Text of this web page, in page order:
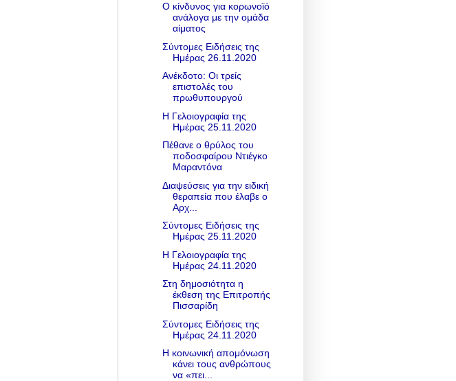
Ο κίνδυνος για κορωνοϊό
ανάλογα με την ομάδα
αίματος
Σύντομες Ειδήσεις της
Ημέρας 26.11.2020
Ανέκδοτο: Οι τρείς
επιστολές του
πρωθυπουργού
Η Γελοιογραφία της
Ημέρας 25.11.2020
Πέθανε ο θρύλος του
ποδοσφαίρου Ντιέγκο
Μαραντόνα
Διαψεύσεις για την ειδική
θεραπεία που έλαβε ο
Αρχ...
Σύντομες Ειδήσεις της
Ημέρας 25.11.2020
Η Γελοιογραφία της
Ημέρας 24.11.2020
Στη δημοσιότητα η
έκθεση της Επιτροπής
Πισσαρίδη
Σύντομες Ειδήσεις της
Ημέρας 24.11.2020
Η κοινωνική απομόνωση
κάνει τους ανθρώπους
να «πει...